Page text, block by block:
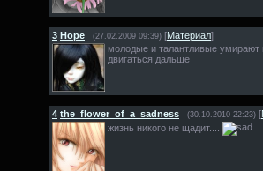
3 Hope (27.02.2009 09:39) [Материал]
молодые и талантливые умирают
двигаться дальше
4 the_flower_of_a_sadness (30.10.2010 22:23) [
жизнь никого не щадит....